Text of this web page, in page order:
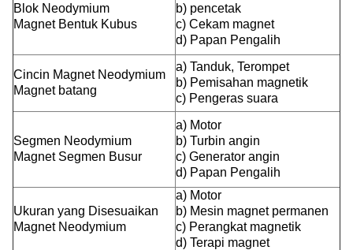
Blok Neodymium
Magnet Bentuk Kubus
b) pencetak
c) Cekam magnet
d) Papan Pengalih
Cincin Magnet Neodymium
Magnet batang
a) Tanduk, Terompet
b) Pemisahan magnetik
c) Pengeras suara
Segmen Neodymium
Magnet Segmen Busur
a) Motor
b) Turbin angin
c) Generator angin
d) Papan Pengalih
Ukuran yang Disesuaikan
Magnet Neodymium
a) Motor
b) Mesin magnet permanen
c) Perangkat magnetik
d) Terapi magnet